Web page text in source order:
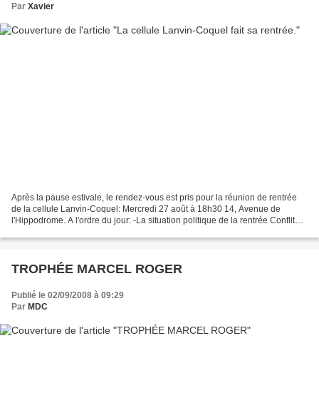
Par Xavier
Après la pause estivale, le rendez-vous est pris pour la réunion de rentrée
de la cellule Lanvin-Coquel: Mercredi 27 août à 18h30 14, Avenue de
l'Hippodrome. A l'ordre du jour: -La situation politique de la rentrée Conflit
TROPHÉE MARCEL ROGER
Publié le 02/09/2008 à 09:29
Par MDC